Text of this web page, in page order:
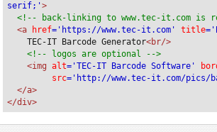
serif;'>
<!-- back-linking to www.tec-it.com is
<a
href='https://www.tec-it.com' title
TEC-IT Barcode Generator<br/>
<!-- logos are optional -->
<img alt='TEC-IT Barcode Software'
src='http://www.tec-it.com/pics/
</a>
</div>